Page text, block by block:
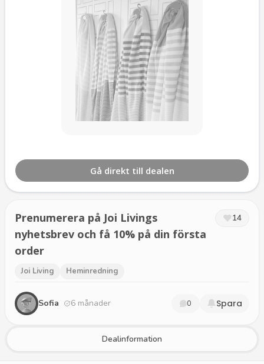
Gå direkt till dealen
Prenumerera på Joi Livings
nyhetsbrev och få 10% på din första
order
14
Joi Living Heminredning
Sofia 6 månader 0 Spara
Dealinformation